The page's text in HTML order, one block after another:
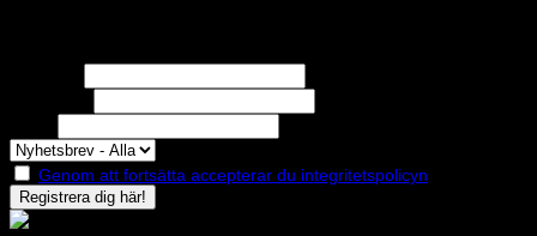
Genom att fortsätta accepterar du integritetspolicyn